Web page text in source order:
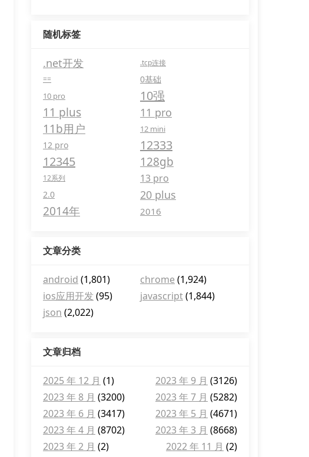
随机标签
.net开发
.tcp连接
==
0基础
10 pro 10强
11 plus 11 pro
11b用户 12 mini
12 pro
12333
12345
128gb
12系列 13 pro
2.0 20 plus
2014年 2016
文章分类
android (1,801) chrome (1,924)
ios应用开发 (95) javascript(1,844)
json (2,022)
文章归档
2025 年 12 月 (1) 2023 年 9 月 (3126)
2023 年 8 月 (3200) 2023 年 7 月 (5282)
2023 年 6 月 (3417) 2023 年 5 月 (4671)
2023 年 4 月 (8702) 2023 年 3 月 (8668)
2023 年 2 月 (2) 2022 年 11 月 (2)